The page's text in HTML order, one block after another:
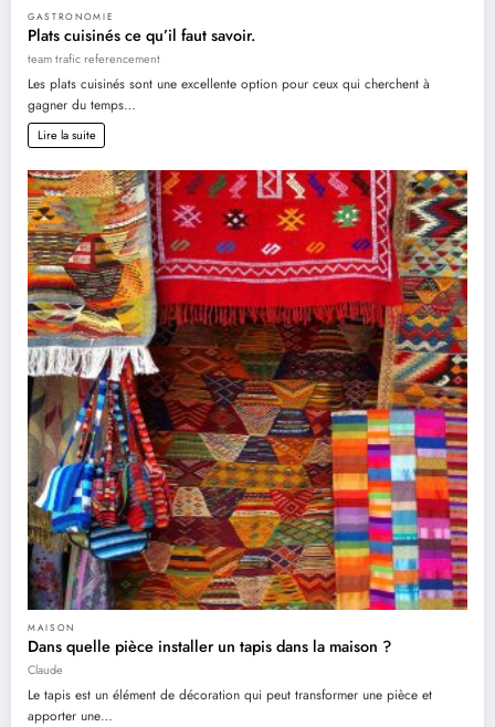
GASTRONOMIE
Plats cuisinés ce qu’il faut savoir.
team trafic referencement
Les plats cuisinés sont une excellente option pour ceux qui cherchent à
gagner du temps…
Lire la suite
MAISON
Dans quelle pièce installer un tapis dans la maison ?
Claude
Le tapis est un élément de décoration qui peut transformer une pièce et
apporter une…